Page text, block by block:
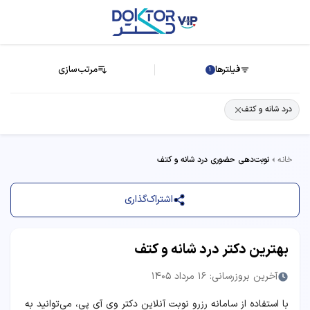
فیلترها 1 مرتب‌سازی
درد شانه و کتف
خانه نوبت‌دهی حضوری درد شانه و کتف
اشتراک‌گذاری
بهترین دکتر درد شانه و کتف
آخرین بروزرسانی: 16 مرداد 1405
با استفاده از سامانه رزرو نوبت آنلاین دکتر وی آی پی، می‌توانید به